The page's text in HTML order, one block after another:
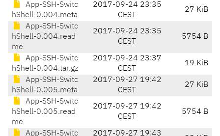
App-SSH-Switc
hShell-0.004.meta
2017-09-24 23:35
CEST
27 KiB
App-SSH-Switc
hShell-0.004.read
me
2017-09-24 23:35
CEST
5754 B
App-SSH-Switc
hShell-0.004.tar.gz
2017-09-24 23:37
CEST
19 KiB
App-SSH-Switc
hShell-0.005.meta
2017-09-27 19:42
CEST
27 KiB
App-SSH-Switc
hShell-0.005.read
me
2017-09-27 19:42
CEST
5754 B
App-SSH-Switc
2017-09-27 19:43